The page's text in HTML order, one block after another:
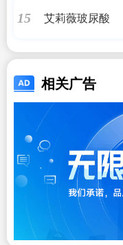
15 艾莉薇玻尿酸
相关广告